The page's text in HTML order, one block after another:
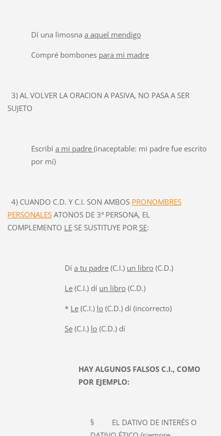
Dí una limosna a aquel mendigo
Compré bombones para mi madre
3) AL VOLVER LA ORACION A PASIVA, NO PASA A SER
SUJETO
Escribí a mi padre (inaceptable: mi padre fue escrito
por mí)
4) CUANDO C.D. Y C.I. SON AMBOS PRONOMBRES
PERSONALESATONOS DE 3ª PERSONA, EL
COMPLEMENTO LESE SUSTITUYE POR SE:
Dí a tu padre(C.I.) un libro(C.D.)
Le(C.I.) dí un libro(C.D.)
* Le(C.I.) lo(C.D.) dí (incorrecto)
Se(C.I.) lo(C.D.) dí
HAY ALGUNOS FALSOS C.I., COMO
POR EJEMPLO:
§ EL DATIVO DE INTERÉS O